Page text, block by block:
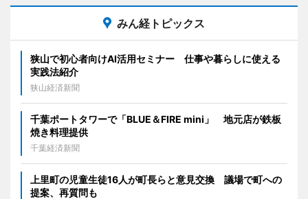
みん経トピックス
狭山で初心者向けAI活用セミナー 仕事や暮らしに使える
実践法紹介
狭山経済新聞
千葉ポートタワーで「BLUE＆FIRE mini」 地元店が鉄板
焼き料理提供
千葉経済新聞
上里町の児童生徒16人が町長らと意見交換 議場で町への
提案、再質問も